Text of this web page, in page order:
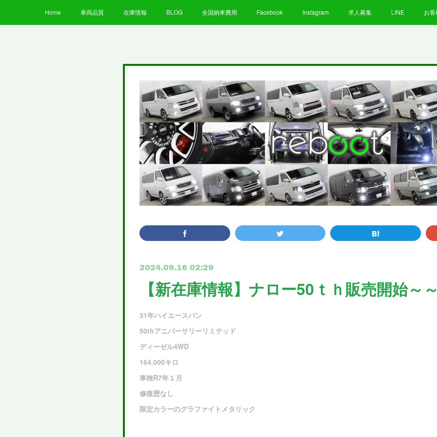
Home 車両品質 在庫情報 BLOG 全国納車費用 Facebook Instagram 求人募集 LINE お
2024.09.16 02:29
【新在庫情報】ナロー50ｔｈ販売開始～
31年ハイエースバン
50thアニバーサリーリミテッド
ディーゼル4WD
164.000キロ
車検R7年１月
修復歴なし
限定カラーのグラファイトメタリック